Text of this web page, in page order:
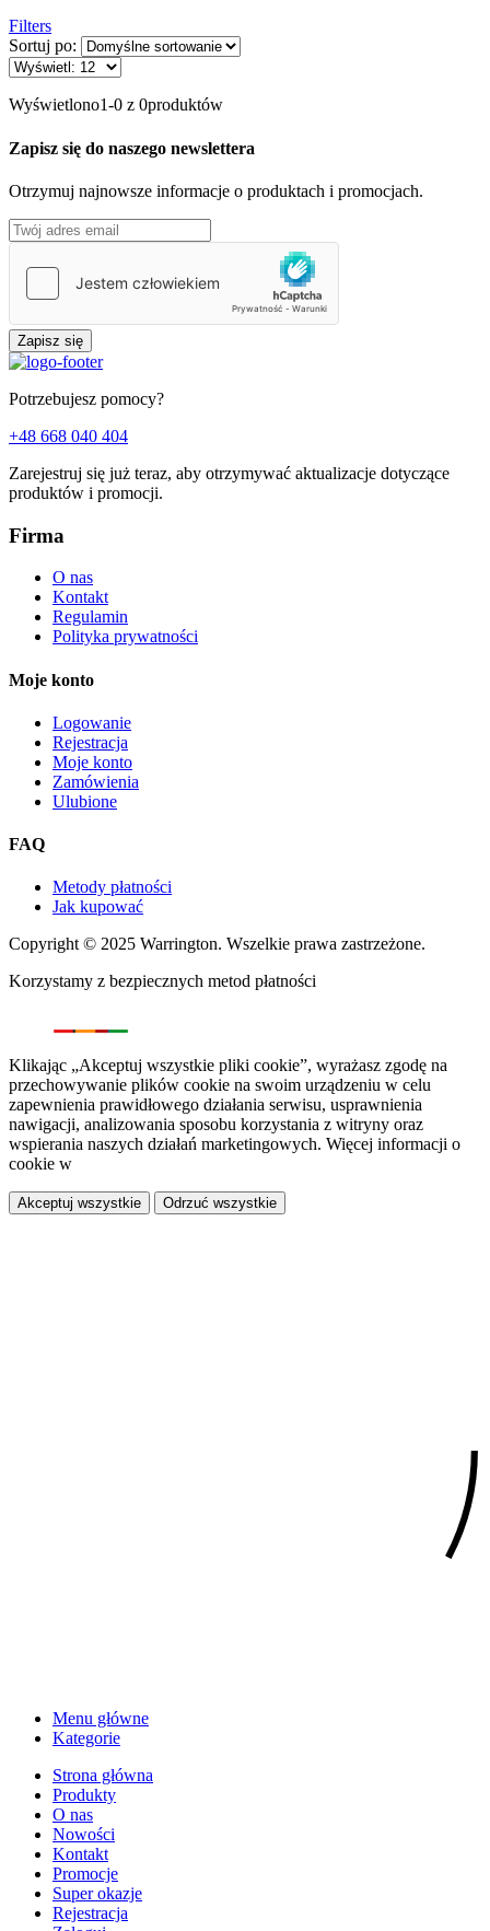
Filters
Sortuj po:
Wyświetlono1-0 z 0produktów
Zapisz się do naszego newslettera
Otrzymuj najnowsze informacje o produktach i promocjach.
Zapisz się
Potrzebujesz pomocy?
+48 668 040 404
Zarejestruj się już teraz, aby otrzymywać aktualizacje dotyczące
produktów i promocji.
Firma
O nas
Kontakt
Regulamin
Polityka prywatności
Moje konto
Logowanie
Rejestracja
Moje konto
Zamówienia
Ulubione
FAQ
Metody płatności
Jak kupować
Copyright © 2025 Warrington. Wszelkie prawa zastrzeżone.
Korzystamy z bezpiecznych metod płatności
Klikając „Akceptuj wszystkie pliki cookie”, wyrażasz zgodę na
przechowywanie plików cookie na swoim urządzeniu w celu
zapewnienia prawidłowego działania serwisu, usprawnienia
nawigacji, analizowania sposobu korzystania z witryny oraz
wspierania naszych działań marketingowych. Więcej informacji o
cookie w
Akceptuj wszystkie Odrzuć wszystkie
Menu główne
Kategorie
Strona główna
Produkty
O nas
Nowości
Kontakt
Promocje
Super okazje
Rejestracja